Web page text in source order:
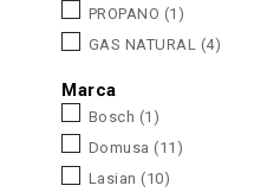
PROPANO (1)
GAS NATURAL (4)
Marca
Bosch (1)
Domusa (11)
Lasian (10)